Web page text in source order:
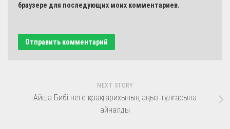
браузере для последующих моих комментариев.
NEXT STORY
Айша Бибі неге қазақ тарихының аңыз тұлғасына
айналды